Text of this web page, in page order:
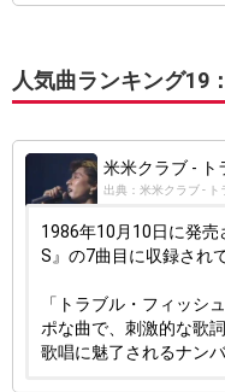
人気曲ランキング19
米米クラブ - ト
出典：米米クラブ - ト
1986年10月10日に発売
S』の7曲目に収録され
「トラブル・フィッシ
ポな曲で、刺激的な歌
歌唱に魅了されるナン